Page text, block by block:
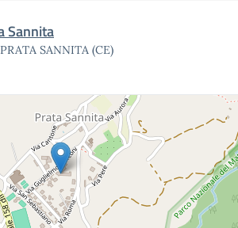
Sannita
SANNITA (CE)